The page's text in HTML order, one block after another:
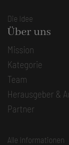
Die Idee
Über uns
Mission
Kategorie
Team
Herausgeber &
Partner
Alle Informationen